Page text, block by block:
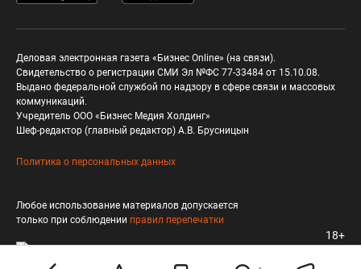
Деловая электронная газета «Бизнес Online» (на связи).
Свидетельство о регистрации СМИ Эл №ФС 77-33484 от 15.10.08.
Выдано федеральной службой по надзору в сфере связи и массовых
коммуникаций.
Учредитель ООО «Бизнес Медия Холдинг»
Шеф-редактор (главный редактор) А.В. Брусницын
Политика о персональных данных
Любое использование материалов допускается
только при соблюдении правил перепечатки
18+